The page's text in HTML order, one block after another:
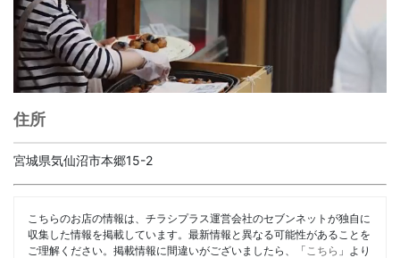
住所
宮城県気仙沼市本郷15-2
こちらのお店の情報は、チラシプラス運営会社のセブンネットが独自に
収集した情報を掲載しています。最新情報と異なる可能性があることを
ご理解ください。掲載情報に間違いがございましたら、「 こちら 」より